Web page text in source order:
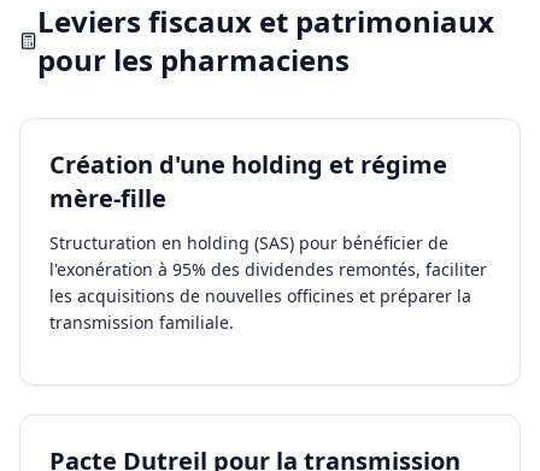
Leviers fiscaux et patrimoniaux
pour les pharmaciens
Création d'une holding et régime
mère-fille
Structuration en holding (SAS) pour bénéficier de
l'exonération à 95% des dividendes remontés, faciliter
les acquisitions de nouvelles officines et préparer la
transmission familiale.
Pacte Dutreil pour la transmission